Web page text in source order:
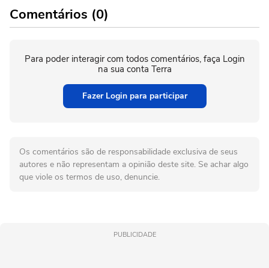
Comentários (0)
Para poder interagir com todos comentários, faça Login
na sua conta Terra
Fazer Login para participar
Os comentários são de responsabilidade exclusiva de seus
autores e não representam a opinião deste site. Se achar algo
que viole os termos de uso, denuncie.
PUBLICIDADE